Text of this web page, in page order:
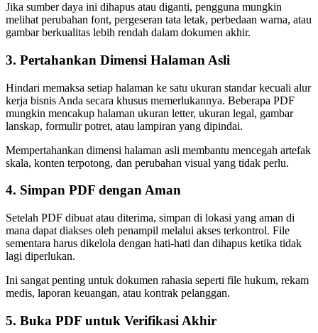
Jika sumber daya ini dihapus atau diganti, pengguna mungkin
melihat perubahan font, pergeseran tata letak, perbedaan warna, atau
gambar berkualitas lebih rendah dalam dokumen akhir.
3. Pertahankan Dimensi Halaman Asli
Hindari memaksa setiap halaman ke satu ukuran standar kecuali alur
kerja bisnis Anda secara khusus memerlukannya. Beberapa PDF
mungkin mencakup halaman ukuran letter, ukuran legal, gambar
lanskap, formulir potret, atau lampiran yang dipindai.
Mempertahankan dimensi halaman asli membantu mencegah artefak
skala, konten terpotong, dan perubahan visual yang tidak perlu.
4. Simpan PDF dengan Aman
Setelah PDF dibuat atau diterima, simpan di lokasi yang aman di
mana dapat diakses oleh penampil melalui akses terkontrol. File
sementara harus dikelola dengan hati-hati dan dihapus ketika tidak
lagi diperlukan.
Ini sangat penting untuk dokumen rahasia seperti file hukum, rekam
medis, laporan keuangan, atau kontrak pelanggan.
5. Buka PDF untuk Verifikasi Akhir